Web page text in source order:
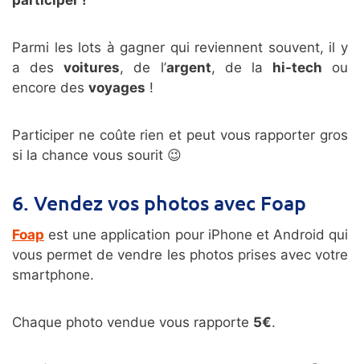
Parmi les lots à gagner qui reviennent souvent, il y
a desvoitures, de l’argent, de la hi-tech ou
encore des voyages !
Participer ne coûte rien et peut vous rapporter gros
si la chance vous sourit 😉
6. Vendez vos photos avec Foap
Foap est une application pour iPhone et Android qui
vous permet de vendre les photos prises avec votre
smartphone.
Chaque photo vendue vous rapporte 5€.